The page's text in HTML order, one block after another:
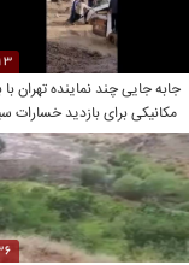
جابه جایی چند نماینده تهران با
مکانیکی برای بازدید خسارات
امامزاده داود